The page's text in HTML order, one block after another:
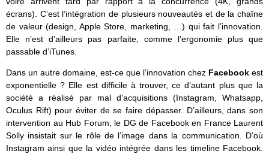
écrans). C’est l’intégration de plusieurs nouveautés et de la chaîne
de valeur (design, Apple Store, marketing, …) qui fait l’innovation.
Elle n’est d’ailleurs pas parfaite, comme l’ergonomie plus que
passable d’iTunes.
Dans un autre domaine, est-ce que l’innovation chez Facebook est
exponentielle ? Elle est difficile à trouver, ce d’autant plus que la
société a réalisé par mal d’acquisitions (Instagram, Whatsapp,
Oculus Rift) pour éviter de se faire dépasser. D’ailleurs, dans son
intervention au Hub Forum, le DG de Facebook en France Laurent
Solly insistait sur le rôle de l’image dans la communication. D’où
Instagram ainsi que la vidéo intégrée dans les timeline Facebook.